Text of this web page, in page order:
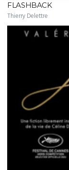
FLASHBACK
Thierry Delettre